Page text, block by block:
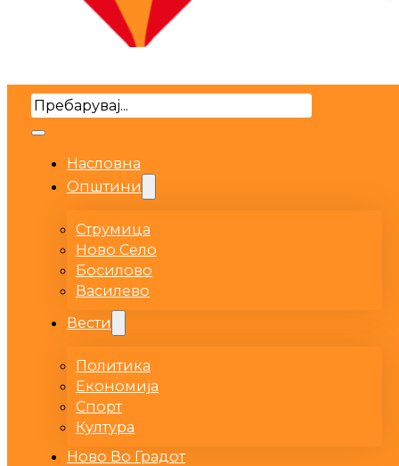
Search
Насловна
Општини
Струмица
Ново Село
Босилово
Василево
Вести
Политика
Економија
Спорт
Култура
Ново Во Градот